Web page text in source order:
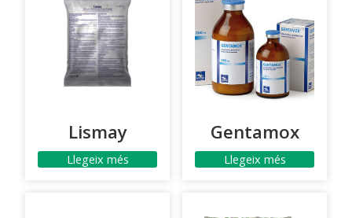
Lismay
Llegeix més
Gentamox
Llegeix més